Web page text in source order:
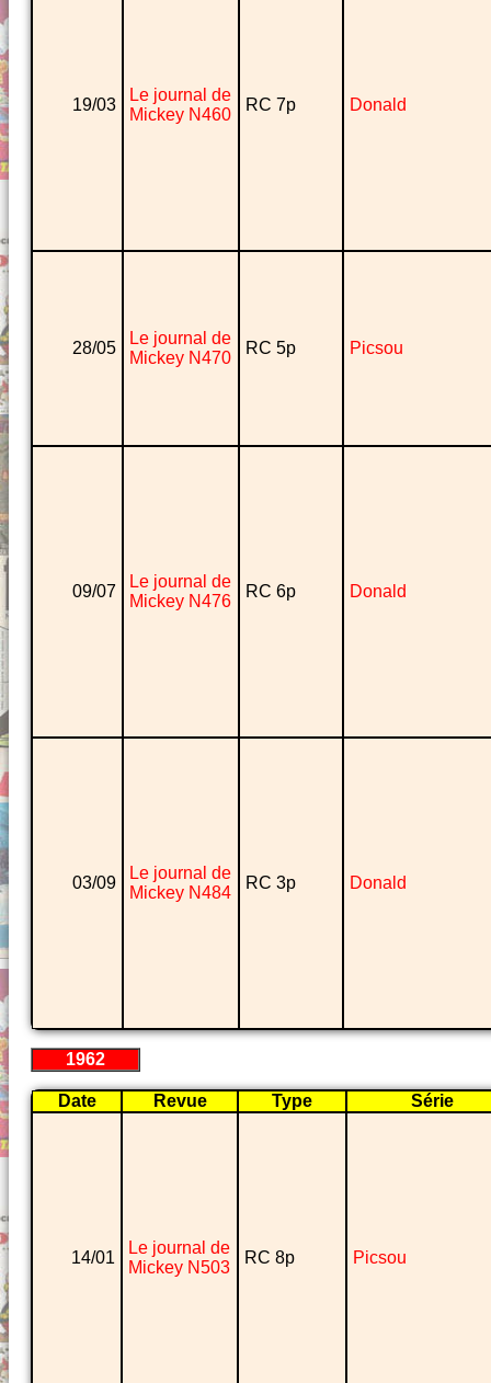
19/03
Le journal de
Mickey N460
RC 7p Donald
28/05
Le journal de
Mickey N470
RC 5p Picsou
09/07
Le journal de
Mickey N476
RC 6p Donald
03/09
Le journal de
Mickey N484
RC 3p Donald
1962
Date Revue Type Série
14/01
Le journal de
Mickey N503
RC 8p Picsou